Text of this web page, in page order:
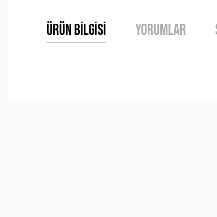
Ürün Bilgisi Yorumlar